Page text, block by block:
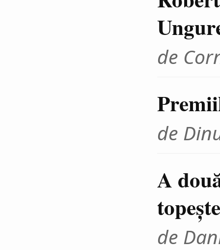
de
de
A
de